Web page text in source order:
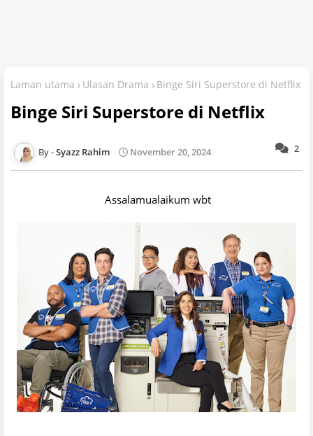
Laman utama Ulasan Drama Binge Siri Superstore di Netflix
Binge Siri Superstore di Netflix
2
Syazz Rahim November 20, 2024
Assalamualaikum wbt